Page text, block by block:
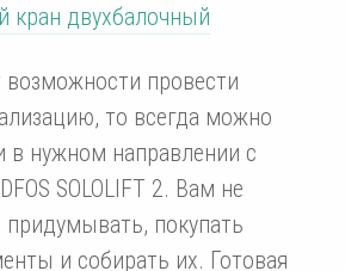
кран двухбалочный
провести
то всегда можно
в нужном направлении с
SOLOLIFT 2. Вам не
придумывать, покупать
и собирать их. Готовая